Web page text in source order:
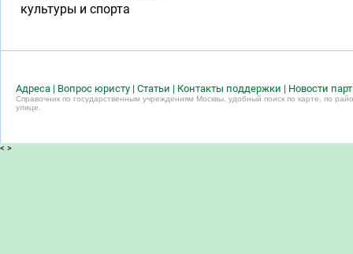
культуры и спорта
Адреса | Вопрос юристу | Статьи | Контакты поддержки | Новости
Справочник по государственным учреждениям Москвы, удобный поиск по карте, по
улице.
< >